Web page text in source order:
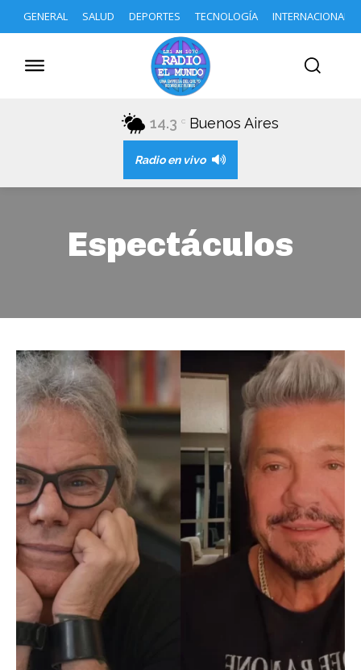
GENERAL SALUD DEPORTES TECNOLOGÍA INTERNACIONAL
14.3 C Buenos Aires
Radio en vivo
Espectáculos